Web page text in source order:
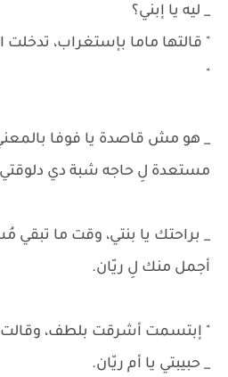
_ ليه يا إبني؟
" قالتها ماما بإستغراب،
"
_ هو مش قاصدة يا فوفا
مستعدة لِ حاجه شبة دي
_ براحتك يا بنتي، وقت ما تبقي
أجمل منك لِ ريّان.
" إبتسمت أشرقت بلطف،
_ حبيبتي يا أم ريّان.